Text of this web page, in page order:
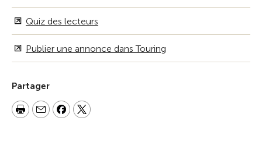
Quiz des lecteurs
Publier une annonce dans Touring
Partager